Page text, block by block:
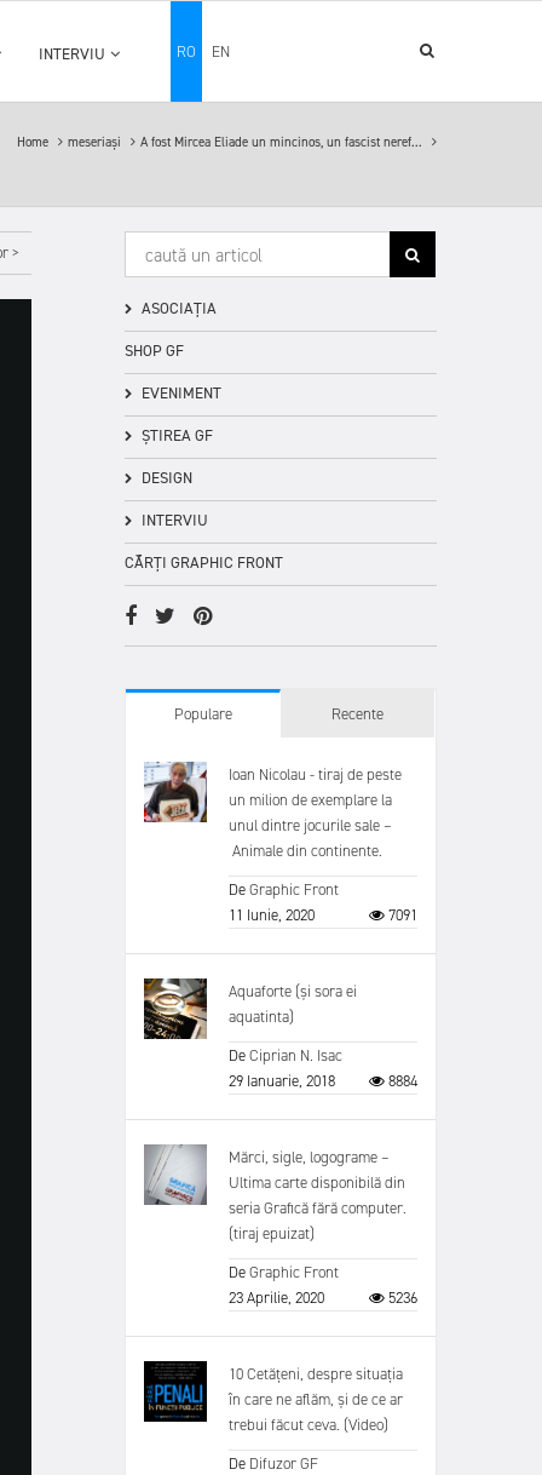
INTERVIU RO EN
Home meseriași A fost Mircea Eliade un mincinos, un fascist neref...
>
ASOCIAȚIA
SHOP GF
EVENIMENT
ȘTIREA GF
DESIGN
INTERVIU
CĂRȚI GRAPHIC FRONT
Populare Recente
Ioan Nicolau - tiraj de peste
un milion de exemplare la
unul dintre jocurile sale –
Animale din continente.
DeGraphic Front
11 Iunie, 2020
7091
Aquaforte (și sora ei
aquatinta)
DeCiprian N. Isac
29 Ianuarie, 2018
8884
Mărci, sigle, logograme –
Ultima carte disponibilă din
seria Grafică fără computer.
(tiraj epuizat)
DeGraphic Front
23 Aprilie, 2020
5236
10 Cetățeni, despre situația
în care ne aflăm, și de ce ar
trebui făcut ceva. (Video)
De Difuzor GF